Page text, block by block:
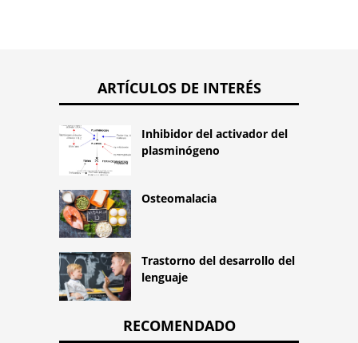
ARTÍCULOS DE INTERÉS
Inhibidor del activador del
plasminógeno
Osteomalacia
Trastorno del desarrollo del
lenguaje
RECOMENDADO